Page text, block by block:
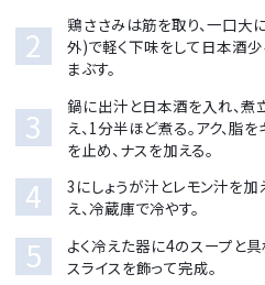
2
鶏ささみは筋を取り、一口大
外)で軽く下味をして日本酒
まぶす。
3
鍋に出汁と日本酒を入れ、煮
え、1分半ほど煮る。アク、脂
を止め、ナスを加える。
4
3にしょうが汁とレモン汁を
え、冷蔵庫で冷やす。
5
よく冷えた器に4のスープと具
スライスを飾って完成。